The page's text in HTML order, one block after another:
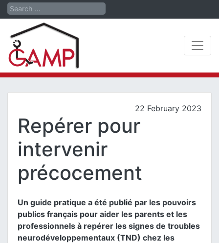
Search
22 February 2023
Repérer pour
intervenir
précocement
Un guide pratique a été publié par les pouvoirs
publics français pour aider les parents et les
professionnels à repérer les signes de troubles
neurodéveloppementaux (TND) chez les